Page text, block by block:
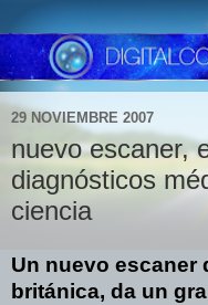
29 NOVIEMBRE 2007
nuevo escaner,
diagnósticos
ciencia
Un nuevo escaner
británica, da un